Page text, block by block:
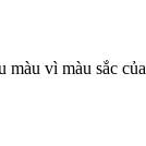
màu vì màu sắc của